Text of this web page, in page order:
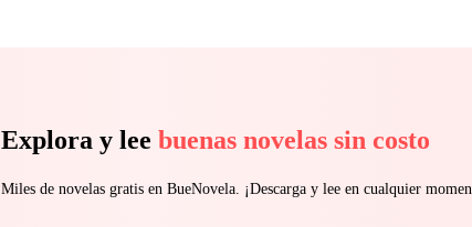
Explora y lee buenas novelas sin costo
Miles de novelas gratis en BueNovela. ¡Descarga y lee en cualquier